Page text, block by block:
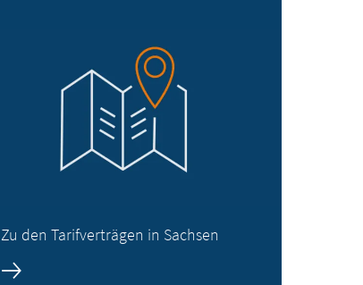
Zu den Tarifverträgen in Sachsen